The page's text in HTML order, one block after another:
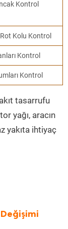
Kontrol
Rot Kolu Kontrol
Kontrol
Kontrol
tasarrufu
yağı, aracın
yakıta ihtiyaç
Değişimi